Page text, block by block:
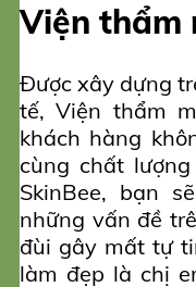
Viện thẩm
Được xây dựng
tế, Viện thẩm
khách hàng
cùng chất
SkinBee, bạn
những vấn đề
đùi gây mất tự
làm đẹp là chị